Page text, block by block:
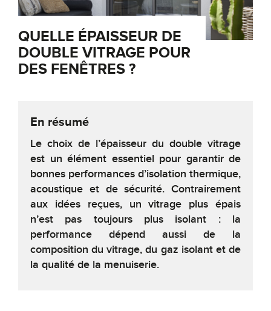
QUELLE ÉPAISSEUR DE
DOUBLE VITRAGE POUR
DES FENÊTRES ?
En résumé
Le choix de l’épaisseur du double vitrage
est un élément essentiel pour garantir de
bonnes performances d’isolation thermique,
acoustique et de sécurité. Contrairement
aux idées reçues, un vitrage plus épais
n’est pas toujours plus isolant : la
performance dépend aussi de la
composition du vitrage, du gaz isolant et de
la qualité de la menuiserie.